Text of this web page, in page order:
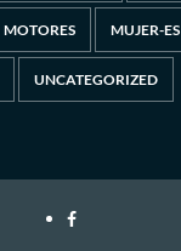
MOTORES MUJER-ES
UNCATEGORIZED